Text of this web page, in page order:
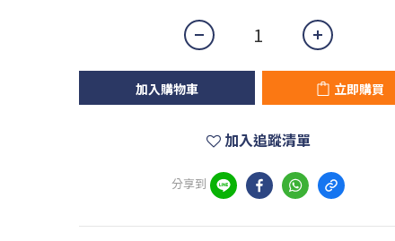
加入購物車 立即購買
加入追蹤清單
分享到